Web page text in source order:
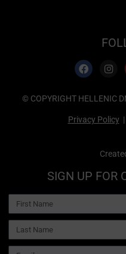
© COPYRIGHT HELLENIC
Privacy Policy |
SIGN UP FOR